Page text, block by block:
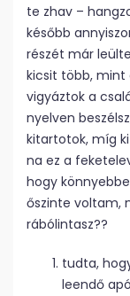
te zhav –
később
részét már
kicsit több, mint
vigyáztok a
nyelven
kitartotok, míg
na ez a
hogy
őszinte voltam,
rábólintasz??
tudta,
leendő